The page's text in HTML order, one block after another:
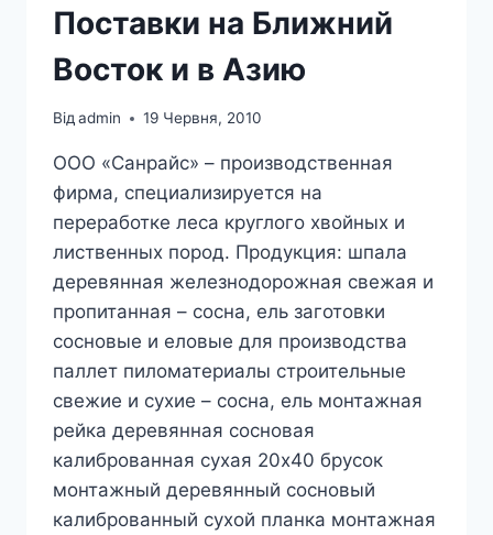
Поставки на Ближний
Восток и в Азию
Відadmin 19 Червня, 2010
ООО «Санрайс» – производственная
фирма, специализируется на
переработке леса круглого хвойных и
лиственных пород. Продукция: шпала
деревянная железнодорожная свежая и
пропитанная – сосна, ель заготовки
сосновые и еловые для производства
паллет пиломатериалы строительные
свежие и сухие – сосна, ель монтажная
рейка деревянная сосновая
калиброванная сухая 20х40 брусок
монтажный деревянный сосновый
калиброванный сухой планка монтажная